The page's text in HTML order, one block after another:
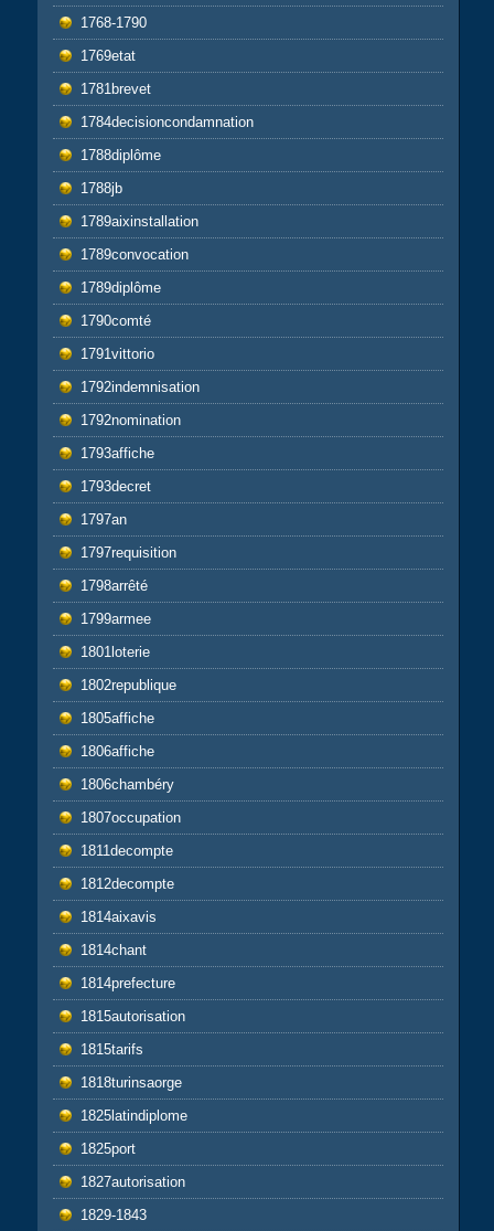
1768-1790
1769etat
1781brevet
1784decisioncondamnation
1788diplôme
1788jb
1789aixinstallation
1789convocation
1789diplôme
1790comté
1791vittorio
1792indemnisation
1792nomination
1793affiche
1793decret
1797an
1797requisition
1798arrêté
1799armee
1801loterie
1802republique
1805affiche
1806affiche
1806chambéry
1807occupation
1811decompte
1812decompte
1814aixavis
1814chant
1814prefecture
1815autorisation
1815tarifs
1818turinsaorge
1825latindiplome
1825port
1827autorisation
1829-1843